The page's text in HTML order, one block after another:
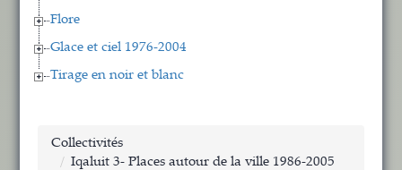
Flore
Glace et ciel 1976-2004
Tirage en noir et blanc
Collectivités
Iqaluit 3- Places autour de la ville 1986-2005